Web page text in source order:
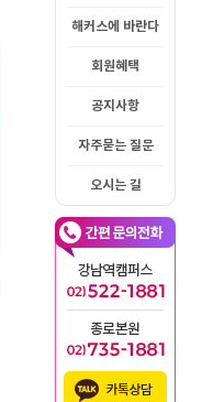
해커스에 바란다
회원혜택
공지사항
자주묻는 질문
오시는 길